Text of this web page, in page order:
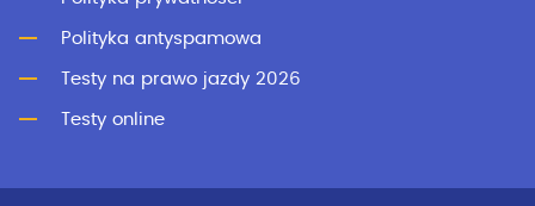
Polityka antyspamowa
Testy na prawo jazdy 2026
Testy online